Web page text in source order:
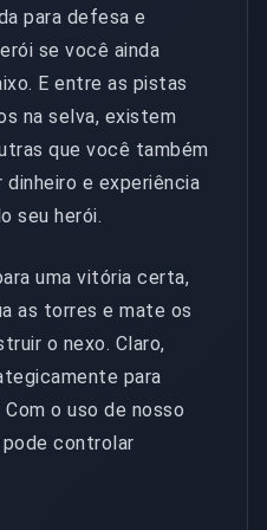
para defesa e
se você ainda
E entre as pistas
na selva, existem
que você também
dinheiro e experiência
seu herói.
uma vitória certa,
as torres e mate os
o nexo. Claro,
para
o uso de nosso
controlar